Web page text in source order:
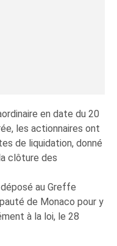
en date du 20
les actionnaires ont
de liquidation, donné
clôture des
au Greffe
de Monaco pour y
à la loi, le 28